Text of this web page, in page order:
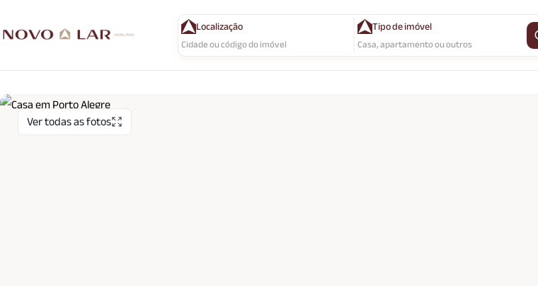
Localização Tipo de imóvel
Casa, apartamento ou outros
Ver todas as fotos